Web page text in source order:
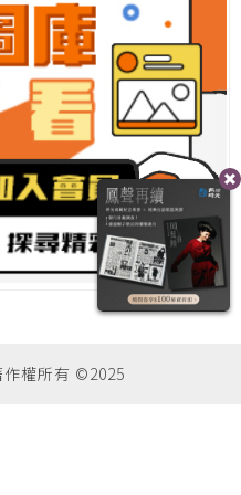
權所有 ©2025